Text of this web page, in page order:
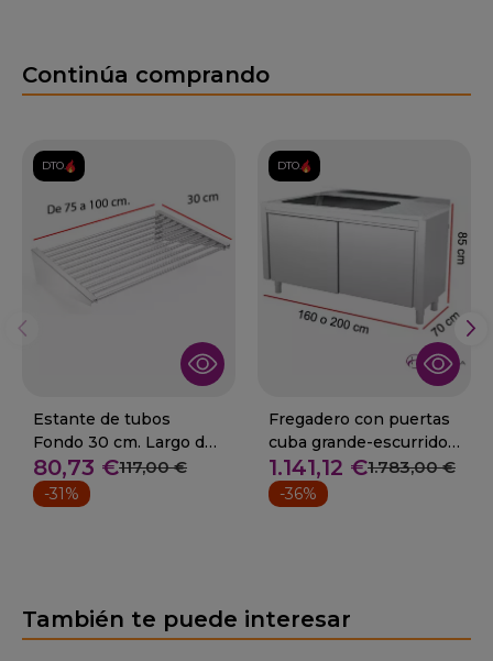
Continúa comprando
DTO.
Estante de tubos
Fondo 30 cm. Largo de
75 a 100 cm.
80,73 €117,00 €
-31%
DTO.
Fregadero con puertas
cuba grande-escurridor
Fondo 70
1.141,12 €1.783,00 €
-36%
También te puede interesar